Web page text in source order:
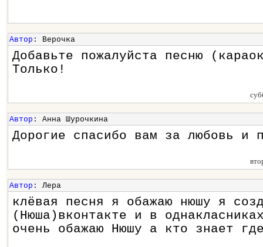
Автор : Верочка
Добавьте пожалуйста песню
Только!
Автор : Анна Шурочкина
Дорогие спасибо вам за любовь и
Автор : Лера
клёвая песня я обажаю нюшу я
(Нюша)вконтакте и в
очень обажаю Нюшу а кто знает